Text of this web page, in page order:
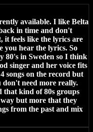
available. I like Belta
in time and don't
it feels like the lyrics are
you hear the lyrics. So
80's in Sweden so I think
singer and her voice fits
songs on the record but
need more really.
that kind of 80s groups
but more that they
from the past and mix